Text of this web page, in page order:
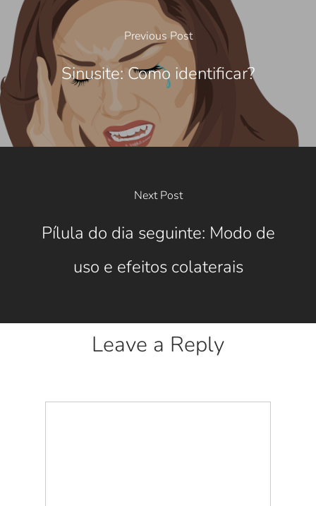
Previous Post
Sinusite: Como identificar?
Next Post
Pílula do dia seguinte: Modo de
uso e efeitos colaterais
Leave a Reply